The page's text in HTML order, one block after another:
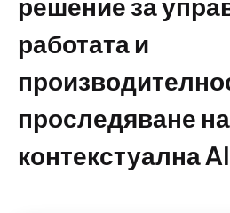
работата и
проследяване
контекстуална